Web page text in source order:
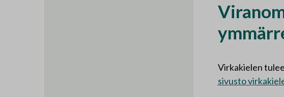
Virkakielen
sivusto